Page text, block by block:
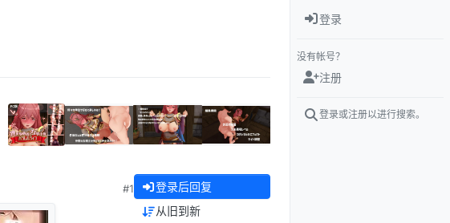
#1 登录后回复
从旧到新
登录
没有帐号？
注册
登录或注册以进行搜索。